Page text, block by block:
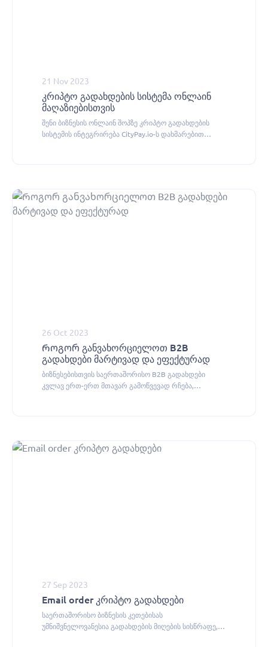
კრიპტო გადახდების სისტემა ონლაინ
მაღაზიებისთვის
შენი ბიზნესის ონლაინ შოპზე კრიპტო გადახდების
სისტემის ინტეგრირება CityPay.io-ს დახმარებით
21 Nov 2023
Როგორ განვახორციელოთ B2B
გადახდები მარტივად და ეფექტურად
ბიზნესებისთვის საერთაშორისო B2B გადახდები
კვლავ ერთ-ერთ მთავარ გამოწვევად რჩება,
26 Oct 2023
Email order კრიპტო გადახდები
საერთაშორისო ბიზნესის კეთებისას
უმნიშვნელოვანესია გადახდების მიღების სისწრაფე,
27 Sep 2023